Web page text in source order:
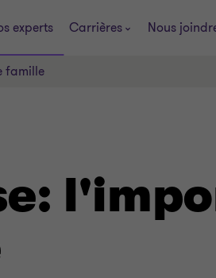
experts Carrières Nous
famille